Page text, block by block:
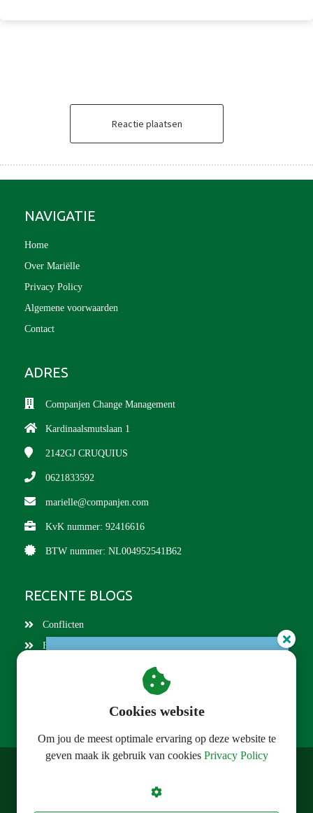
Reactie plaatsen
NAVIGATIE
Home
Over Mariëlle
Privacy Policy
Algemene voorwaarden
Contact
ADRES
Companjen Change Management
Kardinaalsmutslaan 1
2142GJ CRUQUIUS
0621833592
marielle@companjen.com
KvK nummer: 92416616
BTW nummer: NL004952541B62
RECENTE BLOGS
Conflicten
Familiebedrijven
Cookies website
Om jou de meest optimale ervaring op deze website te
geven maak ik gebruik van cookies Privacy Policy